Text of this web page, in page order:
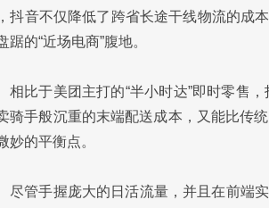
抖音不仅降低了跨省长途干线物流的成
踞的“近场电商”腹地。
相比于美团主打的“半小时达”即时零售
骑手般沉重的末端配送成本，又能比传
妙的平衡点。
尽管手握庞大的日活流量，并且在前端